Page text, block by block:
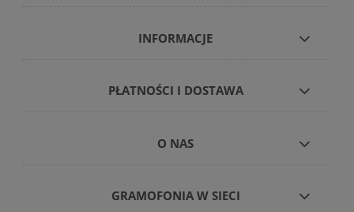
INFORMACJE
PŁATNOŚCI I DOSTAWA
O NAS
GRAMOFONIA W SIECI